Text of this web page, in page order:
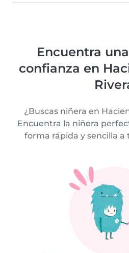
Encuentra
confianza en
¿Buscas niñera en
Encuentra la niñera
forma rápida y sencilla a